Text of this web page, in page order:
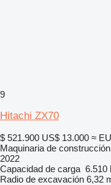
9
Hitachi ZX70
$ 521.900 US$ 13.000 ≈
Maquinaria de
2022
Capacidad de carga 6.510
Radio de excavación 6,32